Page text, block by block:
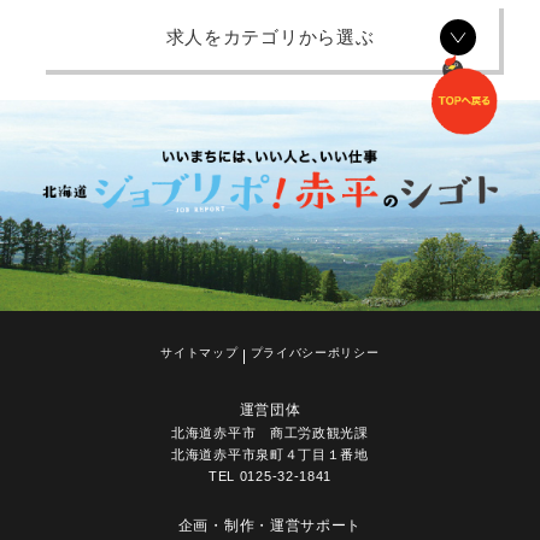
求人をカテゴリから選ぶ
サイトマップ プライバシーポリシー
運営団体
北海道赤平市 商工労政観光課
北海道赤平市泉町４丁目１番地
TEL 0125-32-1841
企画・制作・運営サポート